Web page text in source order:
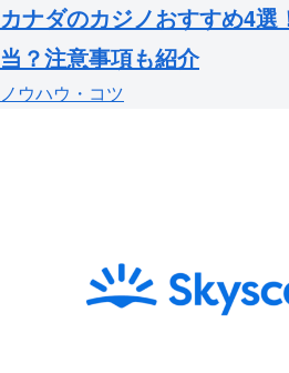
カナダのカジノおすすめ4選
当？注意事項も紹介
ノウハウ・コツ